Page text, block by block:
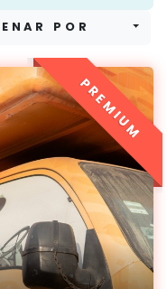
POR
PREMIUM